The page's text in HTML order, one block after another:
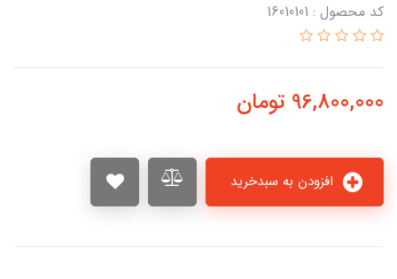
کد محصول : 16010101
96,800,000 تومان